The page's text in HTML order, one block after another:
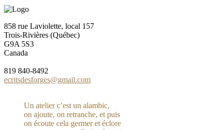
858 rue Laviolette, local 157
Trois-Rivières (Québec)
G9A 5S3
Canada
819 840-8492
ecritsdesforges@gmail.com
Un atelier c’est un alambic,
on ajoute, on retranche, et puis
on écoute cela germer et éclore